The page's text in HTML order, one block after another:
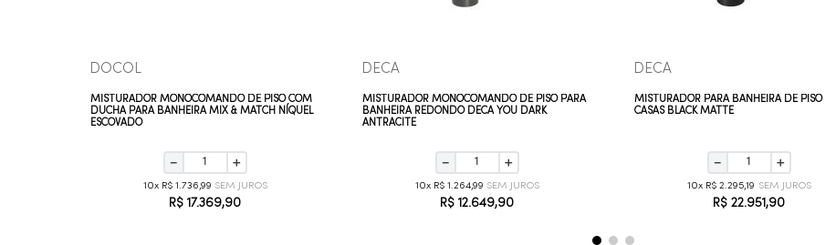
DOCOL
MISTURADOR MONOCOMANDO DE PISO COM
DUCHA PARA BANHEIRA MIX & MATCH NÍQUEL
ESCOVADO
＋
－
10 R$ 1.736,99
R$ 17.369,90
DECA
MISTURADOR MONOCOMANDO DE PISO PARA
BANHEIRA REDONDO DECA YOU DARK
ANTRACITE
＋
－
10 R$ 1.264,99
R$ 12.649,90
DECA
MISTURADOR PARA BANHEIRA DE PISO
CASAS BLACK MATTE
＋
－
10 R$ 2.295,19
R$ 22.951 ,90